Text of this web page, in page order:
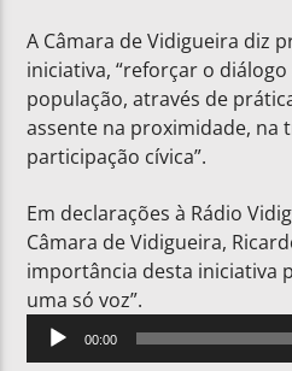
A Câmara de Vidigueira diz
iniciativa, “reforçar o
população, através de
assente na proximidade, na
participação cívica”.
Em declarações à Rádio
Câmara de Vidigueira,
importância desta iniciativa
uma só voz”.
Reprodutor
de
00:00